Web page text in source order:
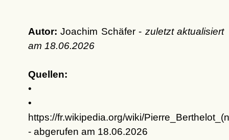
Autor: Joachim Schäfer - zuletzt aktualisiert
am 18.06.2026
Quellen:
•
•
https://fr.wikipedia.org/wiki/
- abgerufen am 18.06.2026